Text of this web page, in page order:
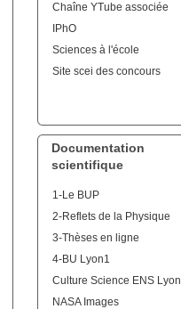
Chaîne YTube associée
IPhO
Sciences à l'école
Site scei des concours
Documentation
scientifique
1-Le BUP
2-Reflets de la Physique
3-Thèses en ligne
4-BU Lyon1
Culture Science ENS Lyon
NASA Images